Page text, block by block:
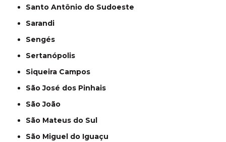
Santo Antônio do Sudoeste
Sarandi
Sengés
Sertanópolis
Siqueira Campos
São José dos Pinhais
São João
São Mateus do Sul
São Miguel do Iguaçu